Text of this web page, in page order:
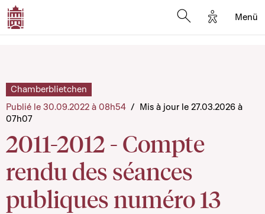
Options
Menü
2011-2012 - Compte
rendu des séances
publiques numéro 13
Chamberblietchen
Publié le 30.09.2022 à 08h54 / Mis à jour le 27.03.2026 à
07h07